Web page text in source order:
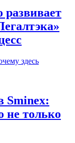
Sminex:
не только